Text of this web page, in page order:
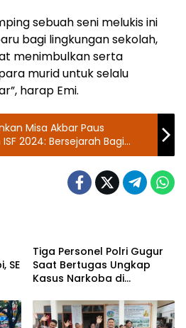
sebuah seni melukis ini
bagi lingkungan sekolah,
menimbulkan serta
murid untuk selalu
harap Emi.
Misa Akbar Paus
2024: Bersejarah Bagi
SE
Tiga Personel Polri Gugur
Saat Bertugas Ungkap
Kasus Narkoba di
Kenaikan Pangkat Luar
Biasa Anumerta